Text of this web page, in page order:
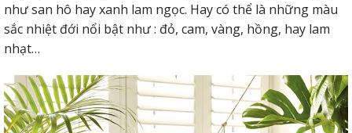
như san hô hay xanh lam ngọc. Hay có thể là những màu
sắc nhiệt đới nổi bật như : đỏ, cam, vàng, hồng, hay lam
nhạt…